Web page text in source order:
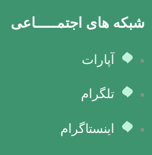
شبکه های اجتمـــــاعی
آپارات
تلگرام
اینستاگرام